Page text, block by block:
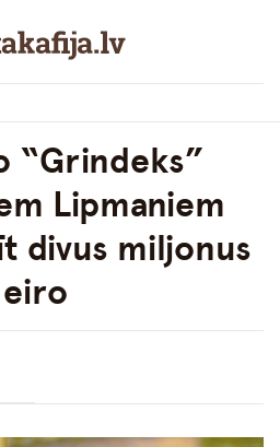
“Grindeks”
Lipmaniem
divus miljonus
eiro